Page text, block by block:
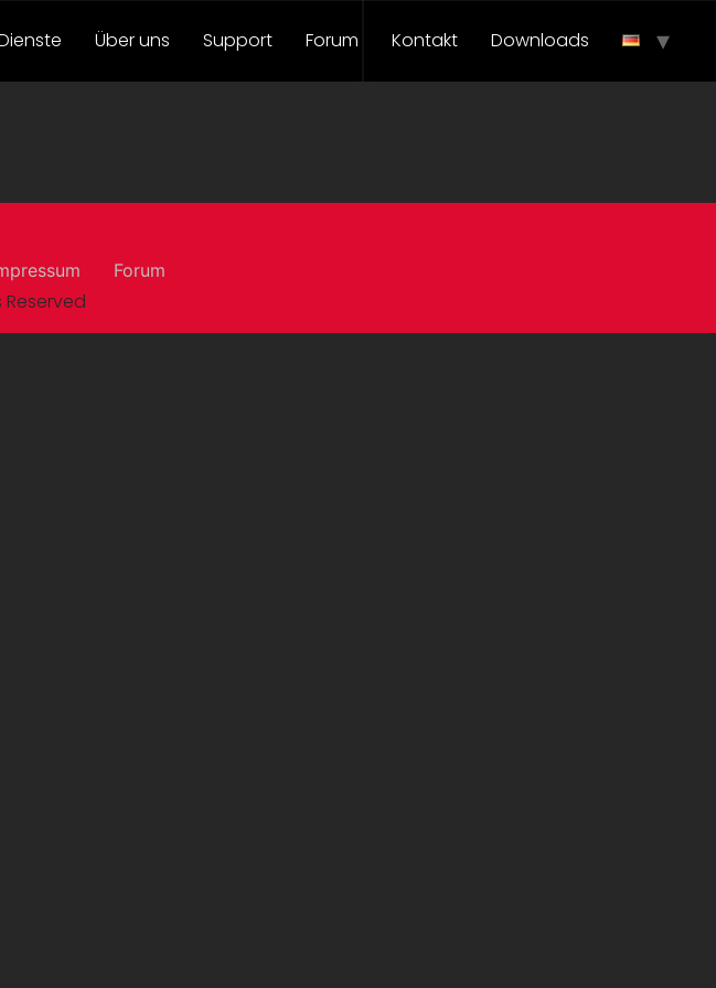
Über uns Support Forum Kontakt Downloads
Forum
Reserved